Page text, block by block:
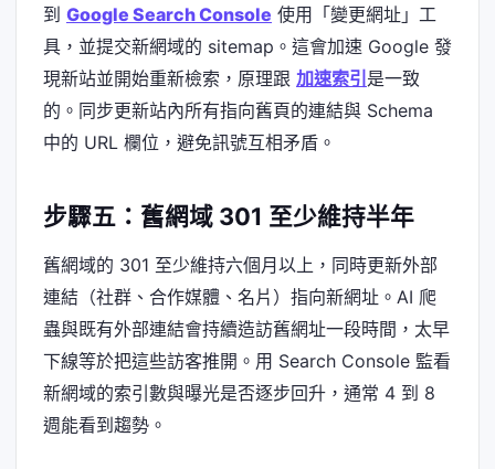
到 Google Search Console 使用「變更網址」工
具，並提交新網域的 sitemap。這會加速 Google 發
現新站並開始重新檢索，原理跟 加速索引 是一致
的。同步更新站內所有指向舊頁的連結與 Schema
中的 URL 欄位，避免訊號互相矛盾。
步驟五：舊網域 301 至少維持半年
舊網域的 301 至少維持六個月以上，同時更新外部
連結（社群、合作媒體、名片）指向新網址。AI 爬
蟲與既有外部連結會持續造訪舊網址一段時間，太早
下線等於把這些訪客推開。用 Search Console 監看
新網域的索引數與曝光是否逐步回升，通常 4 到 8
週能看到趨勢。